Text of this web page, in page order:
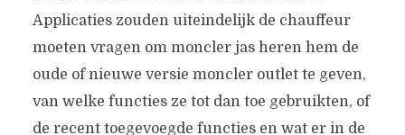
Applicaties zouden uiteindelijk de chauffeur
moeten vragen om moncler jas heren hem de
oude of nieuwe versie moncler outlet te geven,
van welke functies ze tot dan toe gebruikten, of
de recent toegevoegde functies en wat er in de